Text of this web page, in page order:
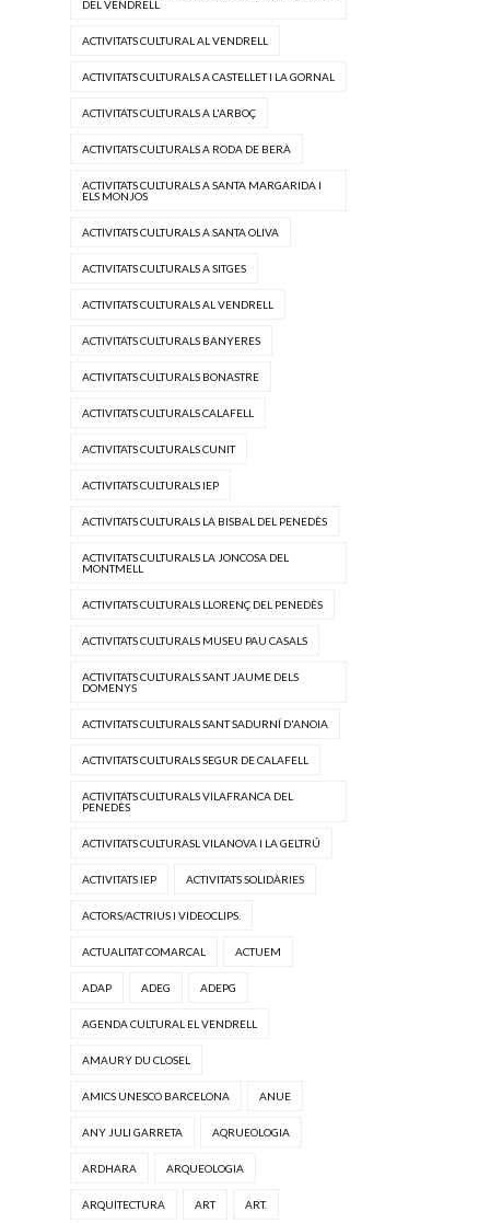
DEL VENDRELL
ACTIVITATS CULTURAL AL VENDRELL
ACTIVITATS CULTURALS A CASTELLET I LA GORNAL
ACTIVITATS CULTURALS A L'ARBOÇ
ACTIVITATS CULTURALS A RODA DE BERÀ
ACTIVITATS CULTURALS A SANTA MARGARIDA I
ELS MONJOS
ACTIVITATS CULTURALS A SANTA OLIVA
ACTIVITATS CULTURALS A SITGES
ACTIVITATS CULTURALS AL VENDRELL
ACTIVITATS CULTURALS BANYERES
ACTIVITATS CULTURALS BONASTRE
ACTIVITATS CULTURALS CALAFELL
ACTIVITATS CULTURALS CUNIT
ACTIVITATS CULTURALS IEP
ACTIVITATS CULTURALS LA BISBAL DEL PENEDÈS
ACTIVITATS CULTURALS LA JONCOSA DEL
MONTMELL
ACTIVITATS CULTURALS LLORENÇ DEL PENEDÈS
ACTIVITATS CULTURALS MUSEU PAU CASALS
ACTIVITATS CULTURALS SANT JAUME DELS
DOMENYS
ACTIVITATS CULTURALS SANT SADURNÍ D'ANOIA
ACTIVITATS CULTURALS SEGUR DE CALAFELL
ACTIVITATS CULTURALS VILAFRANCA DEL
PENEDÈS
ACTIVITATS CULTURASL VILANOVA I LA GELTRÚ
ACTIVITATS IEP ACTIVITATS SOLIDÀRIES
ACTORS/ACTRIUS I VIDEOCLIPS.
ACTUALITAT COMARCAL ACTUEM
ADAP ADEG ADEPG
AGENDA CULTURAL EL VENDRELL
AMAURY DU CLOSEL
AMICS UNESCO BARCELONA ANUE
ANY JULI GARRETA AQRUEOLOGIA
ARDHARA ARQUEOLOGIA
ARQUITECTURA ART ART.